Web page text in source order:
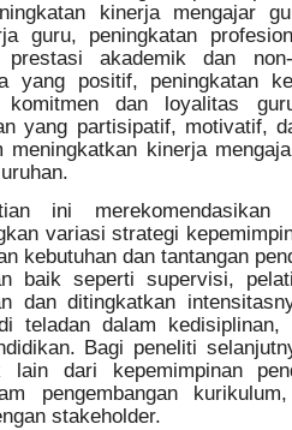
kinerja mengajar
guru, peningkatan
prestasi akademik dan
yang positif, peningkatan
komitmen dan loyalitas
yang partisipatif, motivatif,
meningkatkan kinerja
ini
variasi strategi
kebutuhan dan tantangan
baik seperti supervisi,
dan ditingkatkan
teladan dalam kedisiplinan,
Bagi peneliti
lain dari kepemimpinan
pengembangan
stakeholder.